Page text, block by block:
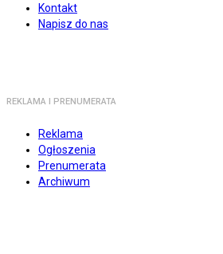
Kontakt
Napisz do nas
REKLAMA I PRENUMERATA
Reklama
Ogłoszenia
Prenumerata
Archiwum